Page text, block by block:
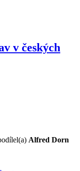
v českých
Alfred Dorn